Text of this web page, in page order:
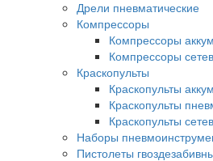
Дрели пневматические
Компрессоры
Компрессоры
Компрессоры
Краскопульты
Краскопульты
Краскопульты
Краскопульты
Наборы
Пистолеты